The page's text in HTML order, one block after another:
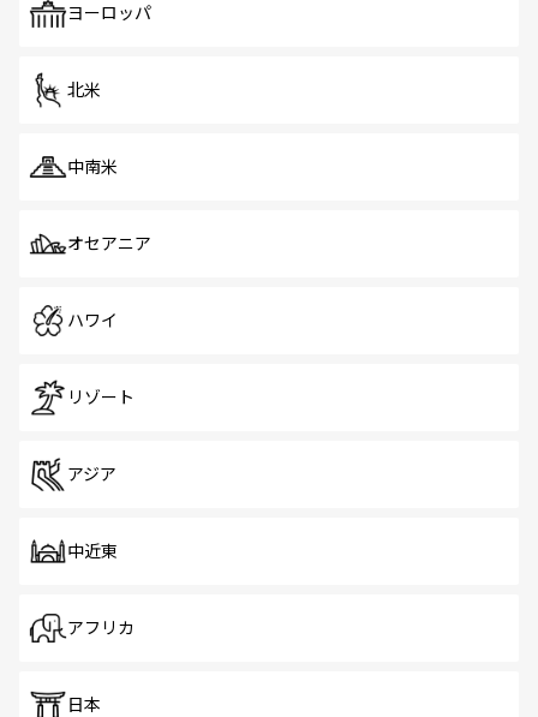
で、ホーカーズは地元の風情を楽しめる外せないスポット
ヨーロッパ
北米
中南米
オセアニア
ハワイ
リゾート
アジア
中近東
アフリカ
日本